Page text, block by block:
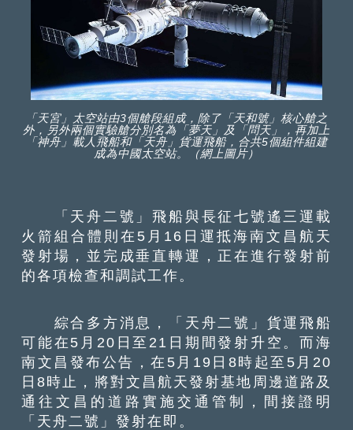
「天宮」太空站由3個艙段組成，除了「天和號」核心艙之
外，另外兩個實驗艙分別名為「夢天」及「問天」，再加上
「神舟」載人飛船和「天舟」貨運飛船，合共5個組件組建
成為中國太空站。（網上圖片）
「天舟二號」飛船與長征七號遙三運載
火箭組合體則在5月16日運抵海南文昌航天
發射場，並完成垂直轉運，正在進行發射前
的各項檢查和調試工作。
綜合多方消息，「天舟二號」貨運飛船
可能在5月20日至21日期間發射升空。而海
南文昌發布公告，在5月19日8時起至5月20
日8時止，將對文昌航天發射基地周邊道路及
通往文昌的道路實施交通管制，間接證明
「天舟二號」發射在即。